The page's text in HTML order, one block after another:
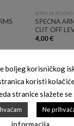
SITNI DIJELOVI
SPECNA
CUT OFF
4,00€
boljeg korisničkog
koristi
stranice slažete
Ne